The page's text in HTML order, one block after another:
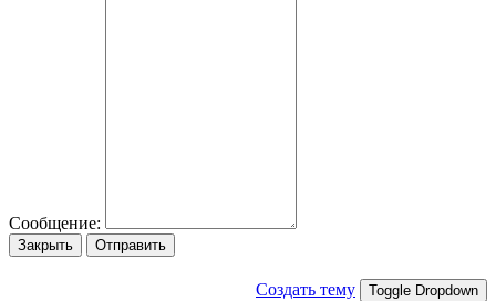
Сообщение:
Закрыть Отправить
Создать тему Toggle Dropdown